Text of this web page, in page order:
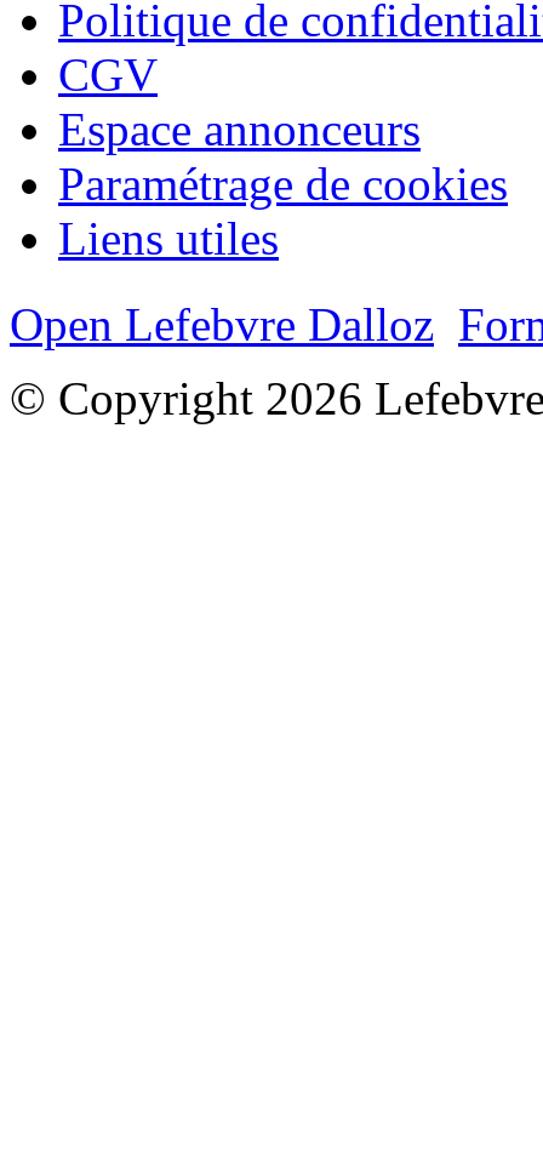
Politique de
CGV
Espace annonceurs
Paramétrage de cookies
Liens utiles
Open Lefebvre Dalloz
© Copyright 2026